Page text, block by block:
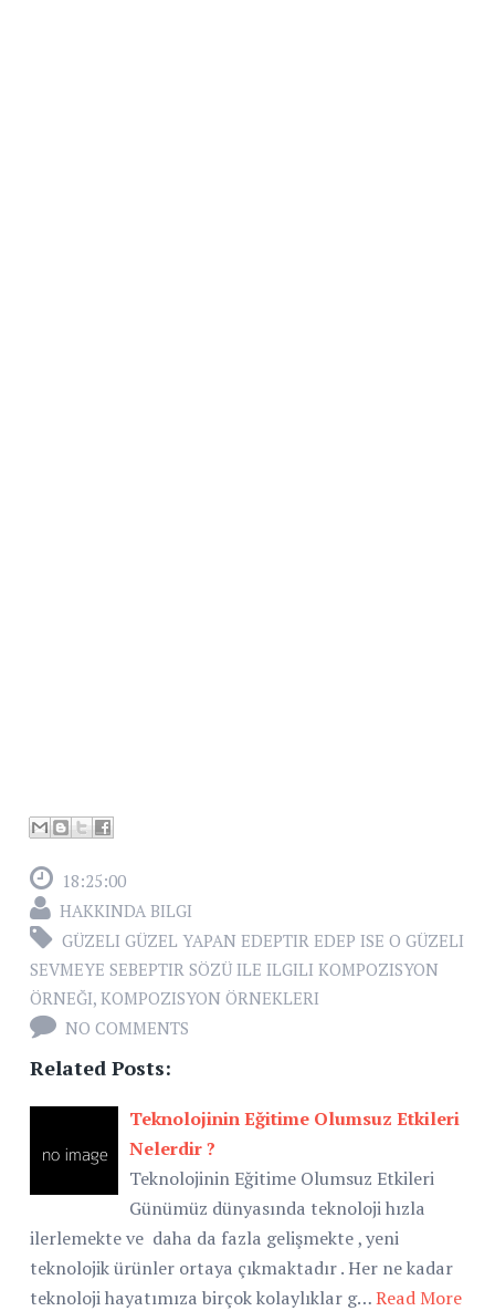
18:25:00
HAKKINDA BILGI
GÜZELI GÜZEL YAPAN EDEPTIR EDEP ISE O GÜZELI
SEVMEYE SEBEPTIR SÖZÜ ILE ILGILI KOMPOZISYON
ÖRNEĞI, KOMPOZISYON ÖRNEKLERI
NO COMMENTS
Related Posts:
Teknolojinin Eğitime Olumsuz Etkileri
Nelerdir ?
Teknolojinin Eğitime Olumsuz Etkileri
Günümüz dünyasında teknoloji hızla
ilerlemekte ve daha da fazla gelişmekte , yeni
teknolojik ürünler ortaya çıkmaktadır . Her ne kadar
teknoloji hayatımıza birçok kolaylıklar g…Read More